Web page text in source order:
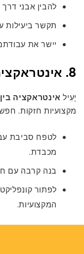
להבין אבני
תקשר ביעילות
יישר את
8. אינטראקציה בין אישית
יָעִילאינטראקציה
מקצועיות חזקות.
לטפח סביבת
מכבדת.
בנה קרבה עם
לפתור
המקצועיות.